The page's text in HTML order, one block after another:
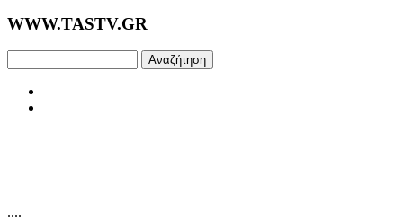
WWW.TASTV.GR
....